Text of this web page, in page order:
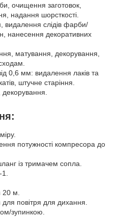
очищення заготовок,
надання шорсткості.
слідів фарби/
нанесення декоративних
матування, декорування,
0,6 мм: видалення лаків та
штучне старіння.
декорування.
потужності компресора до
із тримачем сопла.
20 м.
повітря для дихання.
зупинкою.